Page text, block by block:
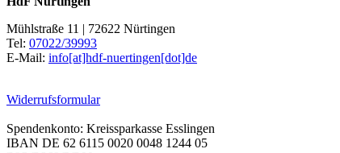
Mühlstraße 11 | 72622 Nürtingen
Tel: 07022/39993
E-Mail: info[at]hdf-nuertingen[dot]de
Widerrufsformular
Spendenkonto: Kreissparkasse Esslingen
IBAN DE 62 6115 0020 0048 1244 05